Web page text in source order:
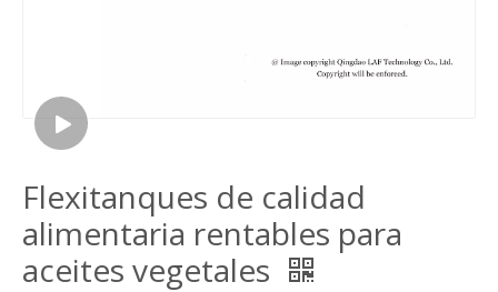
Flexitanques de calidad
alimentaria rentables para
aceites vegetales